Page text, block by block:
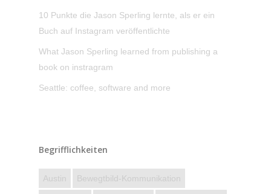
10 Punkte die Jason Sperling lernte, als er ein
Buch auf Instagram veröffentlichte
What Jason Sperling learned from publishing a
book on instragram
Seattle: coffee, software and more
Begrifflichkeiten
Austin Bewegtbild-Kommunikation